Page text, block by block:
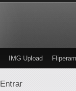
IMG Upload
Entrar